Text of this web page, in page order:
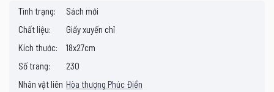
Tình trạng:
Sách mới
Chất liệu:
Giấy xuyến chỉ
Kích thước:
18x27cm
Số trang:
230
Nhân vật liên Hòa thượng Phúc Điền